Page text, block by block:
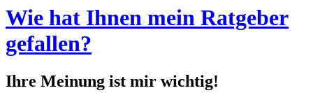
Wie hat Ihnen mein Ratgeber
gefallen?
Ihre Meinung ist mir wichtig!